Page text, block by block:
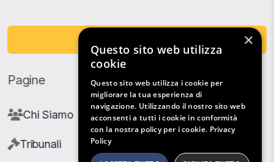
Pagine
Chi Siamo
Tribunali
×
Questo sito web utilizza
cookie
Questo sito web utilizza i cookie per
migliorare la tua esperienza di
navigazione. Utilizzando il nostro sito web
acconsenti a tutti i cookie in conformità
con la nostra policy per i cookie. Privacy
Policy